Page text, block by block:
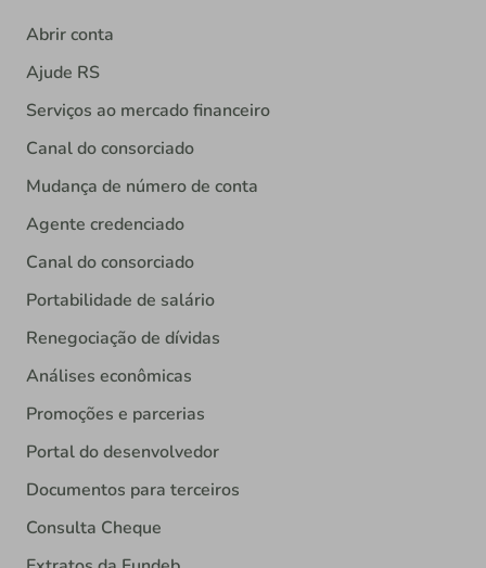
Abrir conta
Ajude RS
Serviços ao mercado financeiro
Canal do consorciado
Mudança de número de conta
Agente credenciado
Canal do consorciado
Portabilidade de salário
Renegociação de dívidas
Análises econômicas
Promoções e parcerias
Portal do desenvolvedor
Documentos para terceiros
Consulta Cheque